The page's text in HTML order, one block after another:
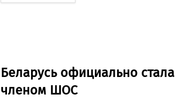
Беларусь официально стала
членом ШОС